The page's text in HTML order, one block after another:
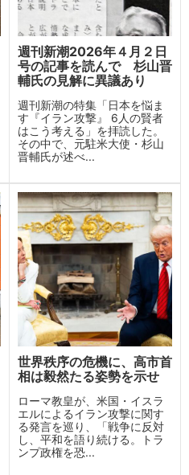
週刊新潮2026年４月２日
号の記事を読んで 杉山晋
輔氏の見解に異議あり
週刊新潮の特集「日本を悩ま
す『イラン攻撃』 6人の賢者
はこう考える」を拝読した。
その中で、元駐米大使・杉山
晋輔氏が述べ...
世界秩序の危機に、高市首
相は毅然たる姿勢を示せ
ローマ教皇が、米国・イスラ
エルによるイラン攻撃に関す
る発言を巡り、「戦争に反対
し、平和を語り続ける。トラ
ンプ政権を恐...